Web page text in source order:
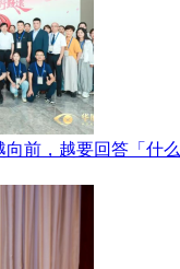
前，越要回答「什么